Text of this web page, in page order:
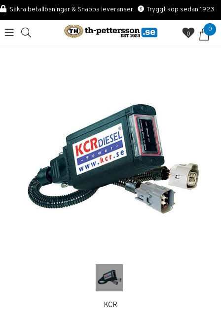
Säkra betallösningar & Snabba leveranser Tryggt köp sedan 1923
0
0
KCR